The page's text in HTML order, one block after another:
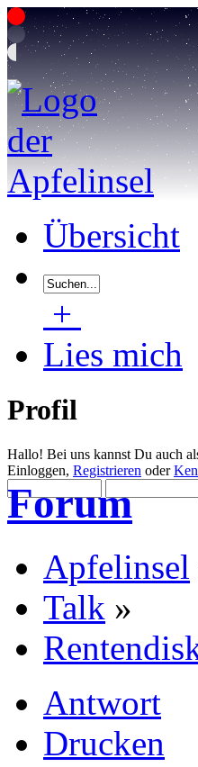
Übersicht
+
Lies mich
Profil
Hallo! Bei uns kannst Du auch
Einloggen, Registrieren oder
Forum
Apfelinsel
Talk »
Antwort
Drucken